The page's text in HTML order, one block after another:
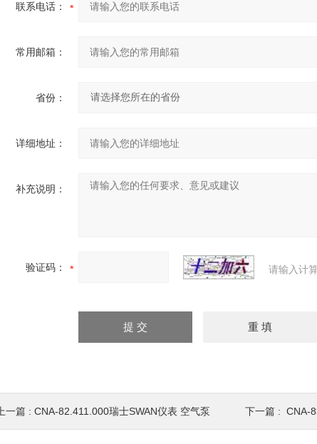
联系电话：
常用邮箱：
省份：
详细地址：
补充说明：
验证码： 请输入计
上一篇 : CNA-82.411.000瑞士SWAN仪表 空气泵 下一篇 : CNA-